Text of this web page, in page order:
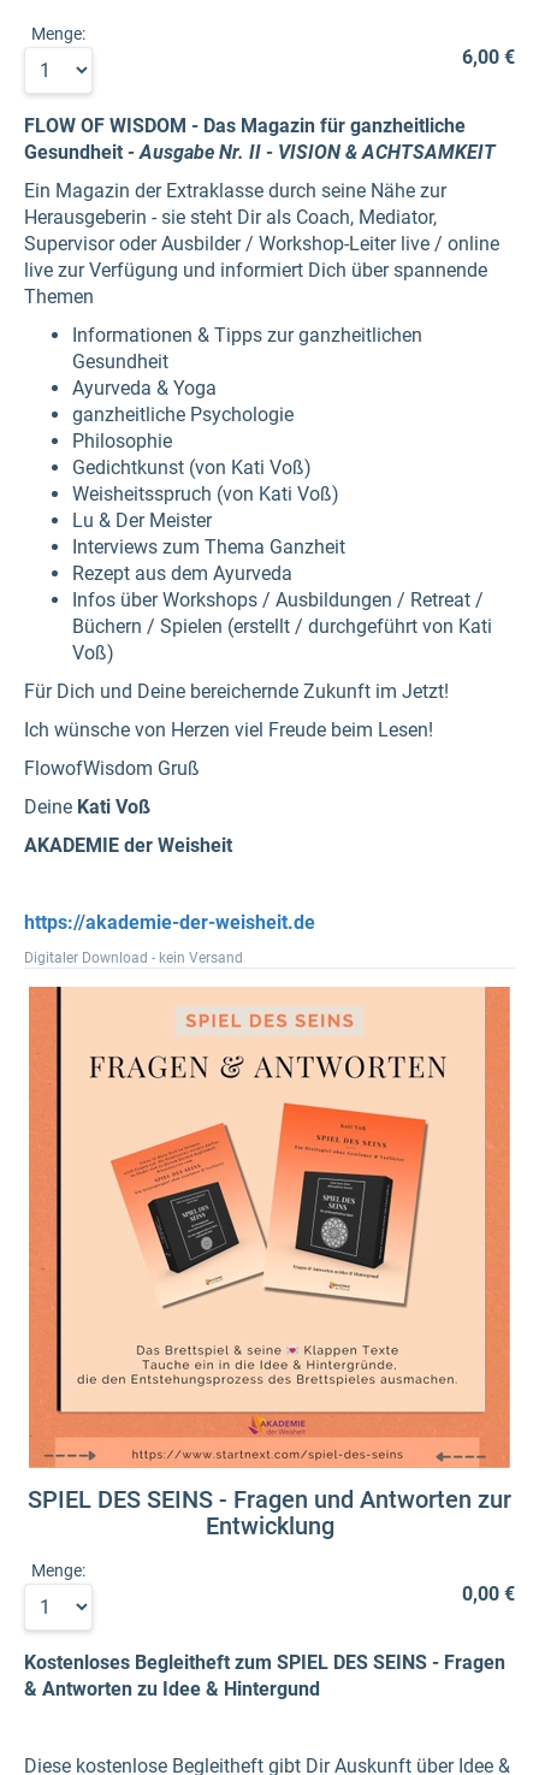
Menge:
6,00 €
FLOW OF WISDOM - Das Magazin für ganzheitliche
Gesundheit - Ausgabe Nr. II - VISION & ACHTSAMKEIT
Ein Magazin der Extraklasse durch seine Nähe zur
Herausgeberin - sie steht Dir als Coach, Mediator,
Supervisor oder Ausbilder / Workshop-Leiter live / online
live zur Verfügung und informiert Dich über spannende
Themen
Informationen & Tipps zur ganzheitlichen
Gesundheit
Ayurveda & Yoga
ganzheitliche Psychologie
Philosophie
Gedichtkunst (von Kati Voß)
Weisheitsspruch (von Kati Voß)
Lu & Der Meister
Interviews zum Thema Ganzheit
Rezept aus dem Ayurveda
Infos über Workshops / Ausbildungen / Retreat /
Büchern / Spielen (erstellt / durchgeführt von Kati
Voß)
Für Dich und Deine bereichernde Zukunft im Jetzt!
Ich wünsche von Herzen viel Freude beim Lesen!
FlowofWisdom Gruß
Deine Kati Voß
AKADEMIE der Weisheit
https://akademie-der-weisheit.de
Digitaler Download - kein Versand
SPIEL DES SEINS - Fragen und Antworten zur
Entwicklung
Menge:
0,00 €
Kostenloses Begleitheft zum SPIEL DES SEINS - Fragen
& Antworten zu Idee & Hintergund
Diese kostenlose Begleitheft gibt Dir Auskunft über Idee &